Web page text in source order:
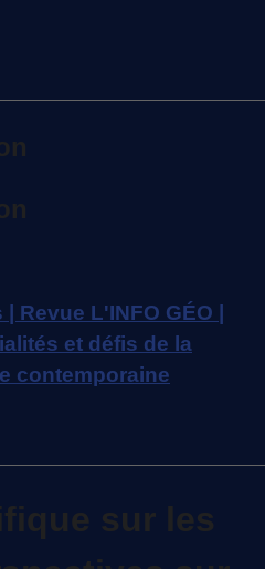
L'INFO GÉO |
et défis de la
contemporaine
sur les